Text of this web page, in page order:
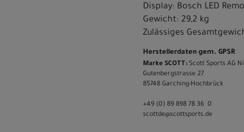
Display: Bosch LED
Gewicht: 29,2 kg
Zulässiges
Herstellerdaten gem. GPSR
Marke SCOTT: Scott Sports AG
Gutenbergstrasse 27
85748 Garching-­Hochbrück
+49 (0) 89 898 78 36 ­ 0
scott­de@scott­sports.de